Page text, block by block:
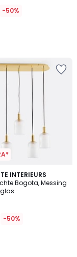
-50%
INTERIEURS
Bogota, Messing
-50%